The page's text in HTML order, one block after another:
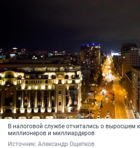
В налоговой службе отчитались о выросшем
миллионеров и миллиардеров
Источник: Александр Ощепков